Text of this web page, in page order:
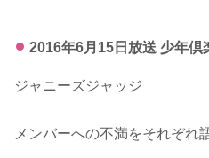
2016年6月15日放送 少年倶
ジャニーズジャッジ
メンバーへの不満をそれぞれ